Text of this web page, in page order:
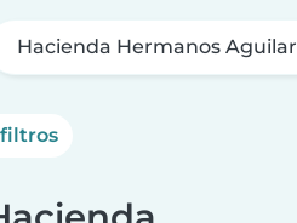
Hacienda Hermanos Aguilar
filtros